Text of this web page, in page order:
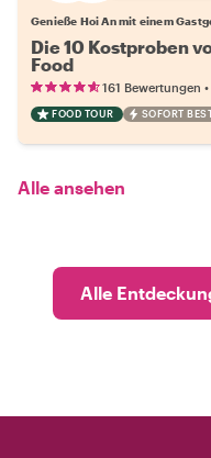
Genieße Hoi An mit einem
Die 10 Kostproben
Food
161 Bewertungen •
FOOD TOUR SOFORT
Alle ansehen
Alle